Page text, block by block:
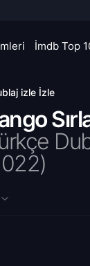
İmdb Top
izle İzle